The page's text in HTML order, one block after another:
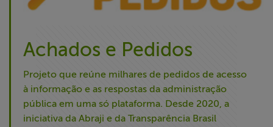
Achados e Pedidos
Projeto que reúne milhares de pedidos de acesso
à informação e as respostas da administração
pública em uma só plataforma. Desde 2020, a
iniciativa da Abraji e da Transparência Brasil